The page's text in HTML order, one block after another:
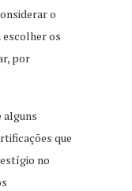
o
os
por
alguns
que
no